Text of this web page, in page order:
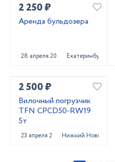
2 250 ₽
Аренда бульдозера
28 апреля 2025 Екатеринбург
2 500 ₽
Вилочный погрузчик
TFN CPCD50-RW19
5т
23 апреля 2025 Нижний Новгород